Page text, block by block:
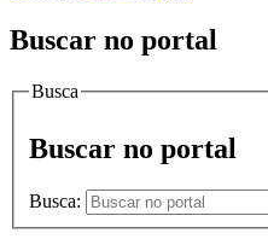
Buscar no portal
Busca
Buscar no portal
Busca: